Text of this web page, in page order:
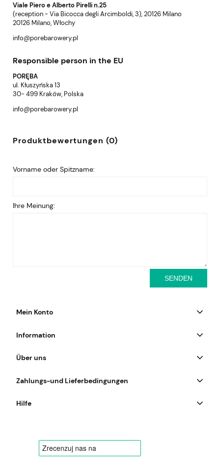
Viale Piero e Alberto Pirelli n.25
(reception - Via Bicocca degli Arcimboldi, 3), 20126 Milano
20126 Milano, Włochy
info@porebarowery.pl
Responsible person in the EU
PORĘBA
ul. Kłuszyńska 13
30- 499 Kraków, Polska
info@porebarowery.pl
Produktbewertungen (0)
Vorname oder Spitzname:
Ihre Meinung:
SENDEN
Mein Konto
Information
Über uns
Zahlungs-und Lieferbedingungen
Hilfe